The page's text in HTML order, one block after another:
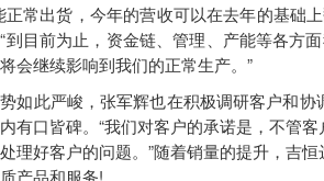
正常出货，今年的营收可以在去年的基础
到目前为止，资金链、管理、产能等各方
会继续影响到我们的正常生产。”
如此严峻，张军辉也在积极调研客户和
有口皆碑。“我们对客户的承诺是，不管
理好客户的问题。”随着销量的提升，吉
产品和服务!